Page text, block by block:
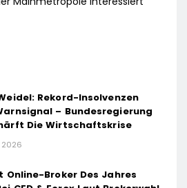
Rekord-Insolvenzen
– Bundesregierung
Die Wirtschaftskrise
2026
Online-Broker Des Jahres